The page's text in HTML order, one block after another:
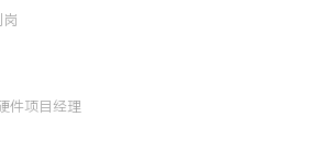
件项目经理